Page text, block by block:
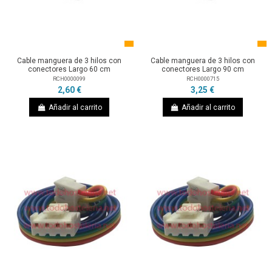
Cable manguera de 3 hilos con
conectores Largo 60 cm
RCH0000099
2,60 €
Añadir al carrito
Cable manguera de 3 hilos con
conectores Largo 90 cm
RCH0000715
3,25 €
Añadir al carrito